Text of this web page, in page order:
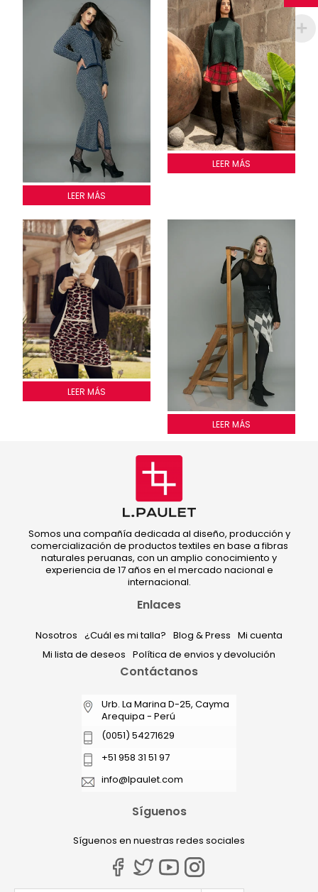
Saco estilo Chanel Cocos
LEER MÁS
Falda a cuadros
LEER MÁS
FALDA LEOPARD
LEER MÁS
Falda cocosLEER MÁS
Somos una compañía dedicada al diseño, producción y
comercialización de productos textiles en base a fibras
naturales peruanas, con un amplio conocimiento y
experiencia de 17 años en el mercado nacional e
internacional.
Enlaces
Nosotros ¿Cuál es mi talla? Blog & Press Mi cuenta
Mi lista de deseos Política de envios y devolución
Contáctanos
Urb. La Marina D-25, Cayma
Arequipa - Perú
(0051) 54271629
+51 958 31 51 97
info@lpaulet.com
Síguenos
Síguenos en nuestras redes sociales